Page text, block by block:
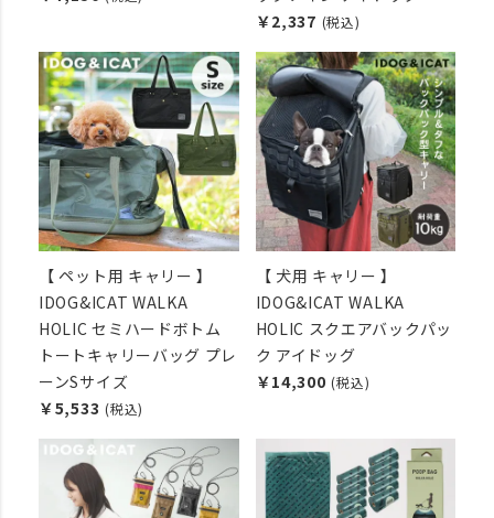
￥2,337 (税込)
【 ペット用 キャリー 】
IDOG&ICAT WALKA
HOLIC セミハードボトム
トートキャリーバッグ プレ
ーンSサイズ
￥5,533 (税込)
【 犬用 キャリー 】
IDOG&ICAT WALKA
HOLIC スクエアバックパッ
ク アイドッグ
￥14,300 (税込)